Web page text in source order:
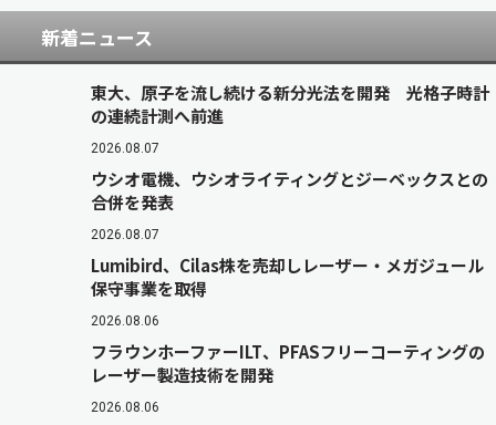
新着ニュース
東大、原子を流し続ける新分光法を開発 光格子時計
の連続計測へ前進
2026.08.07
ウシオ電機、ウシオライティングとジーベックスとの
合併を発表
2026.08.07
Lumibird、Cilas株を売却しレーザー・メガジュール
保守事業を取得
2026.08.06
フラウンホーファーILT、PFASフリーコーティングの
レーザー製造技術を開発
2026.08.06